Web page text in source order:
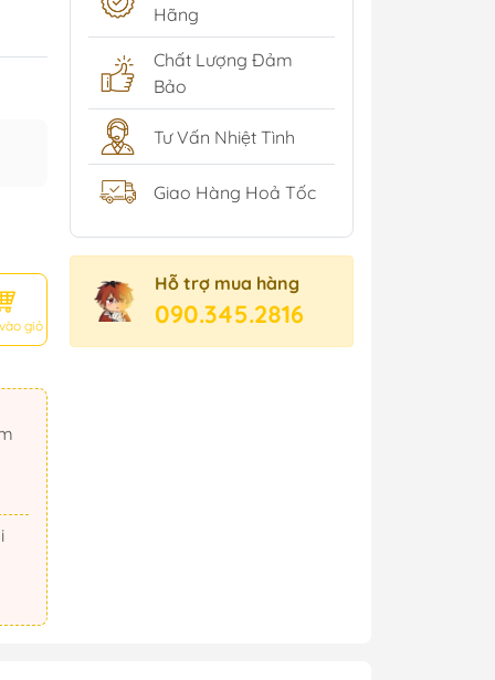
giỏ
Hãng
Chất Lượng Đảm
Bảo
Tư Vấn Nhiệt Tình
Giao Hàng Hoả Tốc
Hỗ trợ mua hàng
090.345.2816